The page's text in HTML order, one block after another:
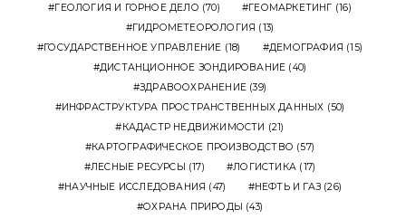
ГЕОЛОГИЯ И ГОРНОЕ ДЕЛО (70) ГЕОМАРКЕТИНГ (16)
ГИДРОМЕТЕОРОЛОГИЯ (13)
ГОСУДАРСТВЕННОЕ УПРАВЛЕНИЕ (18) ДЕМОГРАФИЯ (15)
ДИСТАНЦИОННОЕ ЗОНДИРОВАНИЕ (40)
ЗДРАВООХРАНЕНИЕ (39)
ИНФРАСТРУКТУРА ПРОСТРАНСТВЕННЫХ ДАННЫХ (50)
КАДАСТР НЕДВИЖИМОСТИ (21)
КАРТОГРАФИЧЕСКОЕ ПРОИЗВОДСТВО (57)
ЛЕСНЫЕ РЕСУРСЫ (17) ЛОГИСТИКА (17)
НАУЧНЫЕ ИССЛЕДОВАНИЯ (47) НЕФТЬ И ГАЗ(26)
ОХРАНА ПРИРОДЫ (43)